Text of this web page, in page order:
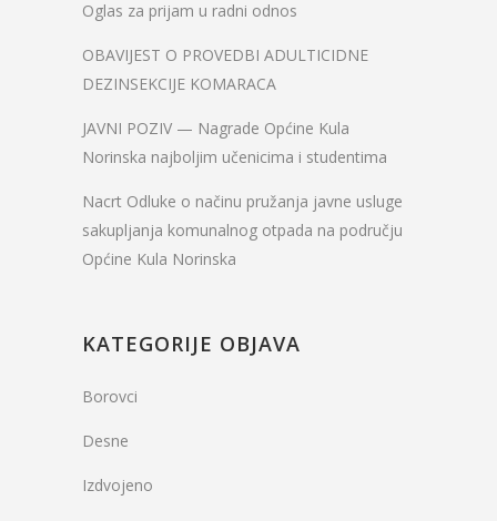
Oglas za prijam u radni odnos
OBAVIJEST O PROVEDBI ADULTICIDNE
DEZINSEKCIJE KOMARACA
JAVNI POZIV — Nagrade Općine Kula
Norinska najboljim učenicima i studentima
Nacrt Odluke o načinu pružanja javne usluge
sakupljanja komunalnog otpada na području
Općine Kula Norinska
KATEGORIJE OBJAVA
Borovci
Desne
Izdvojeno